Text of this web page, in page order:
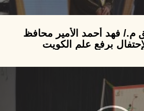
م./ فهد أحمد الأمير محافظ
برفع علم الكويت